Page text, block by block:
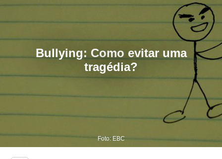
Bullying: Como evitar uma
tragédia?
Foto: EBC